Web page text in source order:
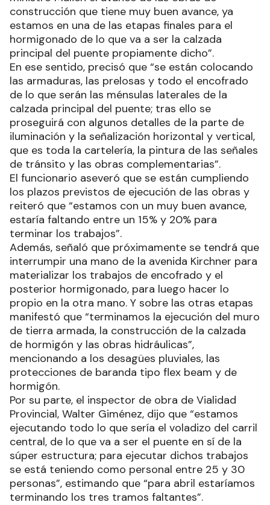
construcción que tiene muy buen avance, ya
estamos en una de las etapas finales para el
hormigonado de lo que va a ser la calzada
principal del puente propiamente dicho”.
En ese sentido, precisó que “se están colocando
las armaduras, las prelosas y todo el encofrado
de lo que serán las ménsulas laterales de la
calzada principal del puente; tras ello se
proseguirá con algunos detalles de la parte de
iluminación y la señalización horizontal y vertical,
que es toda la cartelería, la pintura de las señales
de tránsito y las obras complementarias”.
El funcionario aseveró que se están cumpliendo
los plazos previstos de ejecución de las obras y
reiteró que “estamos con un muy buen avance,
estaría faltando entre un 15% y 20% para
terminar los trabajos”.
Además, señaló que próximamente se tendrá que
interrumpir una mano de la avenida Kirchner para
materializar los trabajos de encofrado y el
posterior hormigonado, para luego hacer lo
propio en la otra mano. Y sobre las otras etapas
manifestó que “terminamos la ejecución del muro
de tierra armada, la construcción de la calzada
de hormigón y las obras hidráulicas”,
mencionando a los desagües pluviales, las
protecciones de baranda tipo flex beam y de
hormigón.
Por su parte, el inspector de obra de Vialidad
Provincial, Walter Giménez, dijo que “estamos
ejecutando todo lo que sería el voladizo del carril
central, de lo que va a ser el puente en sí de la
súper estructura; para ejecutar dichos trabajos
se está teniendo como personal entre 25 y 30
personas”, estimando que “para abril estaríamos
terminando los tres tramos faltantes”.